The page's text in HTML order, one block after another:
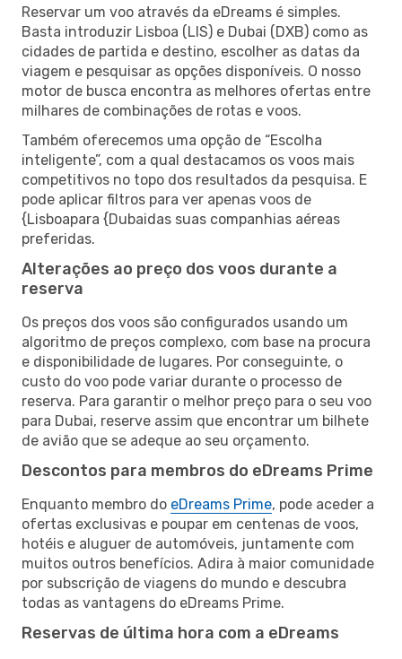
Reservar um voo através da eDreams é simples.
Basta introduzir Lisboa (LIS) e Dubai (DXB) como as
cidades de partida e destino, escolher as datas da
viagem e pesquisar as opções disponíveis. O nosso
motor de busca encontra as melhores ofertas entre
milhares de combinações de rotas e voos.
Também oferecemos uma opção de “Escolha
inteligente”, com a qual destacamos os voos mais
competitivos no topo dos resultados da pesquisa. E
pode aplicar filtros para ver apenas voos de
{Lisboapara {Dubaidas suas companhias aéreas
preferidas.
Alterações ao preço dos voos durante a
reserva
Os preços dos voos são configurados usando um
algoritmo de preços complexo, com base na procura
e disponibilidade de lugares. Por conseguinte, o
custo do voo pode variar durante o processo de
reserva. Para garantir o melhor preço para o seu voo
para Dubai, reserve assim que encontrar um bilhete
de avião que se adeque ao seu orçamento.
Descontos para membros do eDreams Prime
Enquanto membro do eDreams Prime, pode aceder a
ofertas exclusivas e poupar em centenas de voos,
hotéis e aluguer de automóveis, juntamente com
muitos outros benefícios. Adira à maior comunidade
por subscrição de viagens do mundo e descubra
todas as vantagens do eDreams Prime.
Reservas de última hora com a eDreams